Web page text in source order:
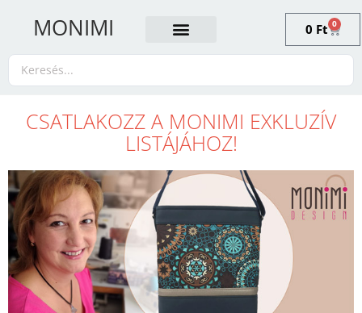
MONIMI 0 Ft 0
CSATLAKOZZ A MONIMI EXKLUZÍV
LISTÁJÁHOZ!